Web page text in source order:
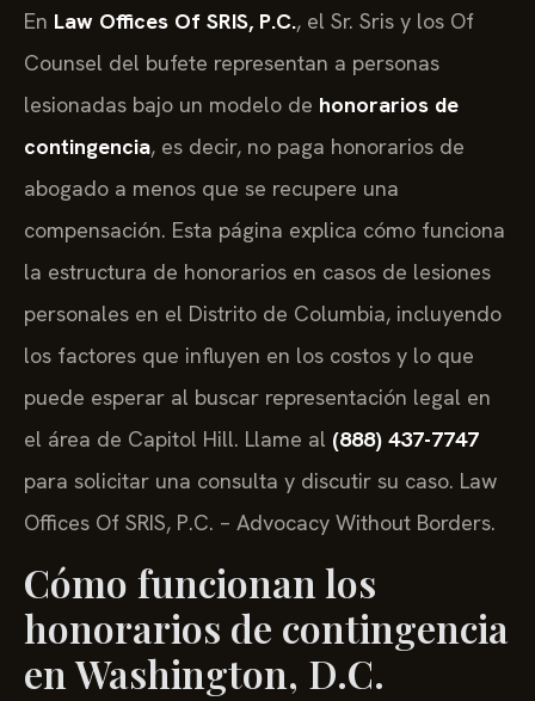
En Law Offices Of SRIS, P.C., el Sr. Sris y los Of
Counsel del bufete representan a personas
lesionadas bajo un modelo de honorarios de
contingencia, es decir, no paga honorarios de
abogado a menos que se recupere una
compensación. Esta página explica cómo funciona
la estructura de honorarios en casos de lesiones
personales en el Distrito de Columbia, incluyendo
los factores que influyen en los costos y lo que
puede esperar al buscar representación legal en
el área de Capitol Hill. Llame al (888) 437-7747
para solicitar una consulta y discutir su caso. Law
Offices Of SRIS, P.C. – Advocacy Without Borders.
Cómo funcionan los
honorarios de contingencia
en Washington, D.C.